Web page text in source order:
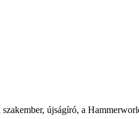
szakember, újságíró, a